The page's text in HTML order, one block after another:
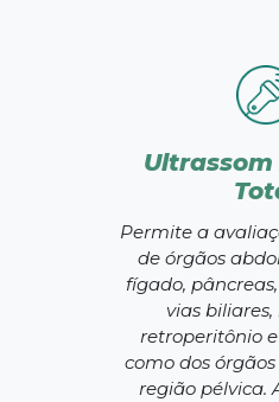
Permite a
de órgãos
fígado,
vias biliares,
retroperitônio
como dos
região pélvica.